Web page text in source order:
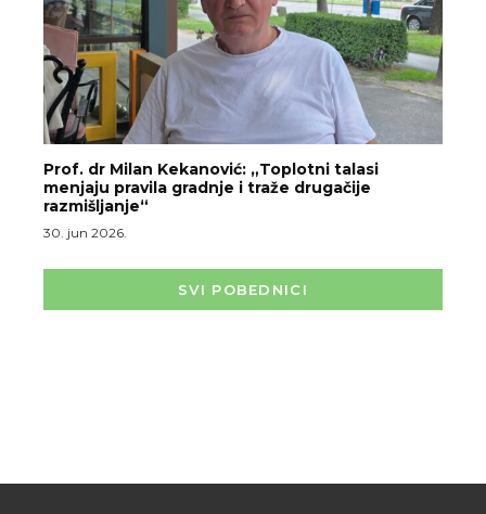
Prof. dr Milan Kekanović: „Toplotni talasi
menjaju pravila gradnje i traže drugačije
razmišljanje“
30. jun 2026.
SVI POBEDNICI